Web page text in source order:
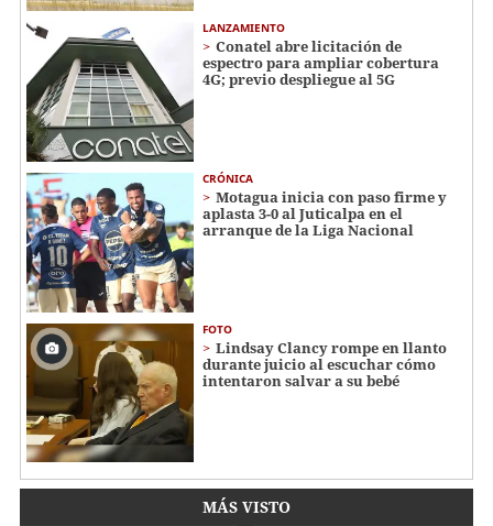
LANZAMIENTO
Conatel abre licitación de
espectro para ampliar cobertura
4G; previo despliegue al 5G
CRÓNICA
Motagua inicia con paso firme y
aplasta 3-0 al Juticalpa en el
arranque de la Liga Nacional
FOTO
Lindsay Clancy rompe en llanto
durante juicio al escuchar cómo
intentaron salvar a su bebé
MÁS VISTO